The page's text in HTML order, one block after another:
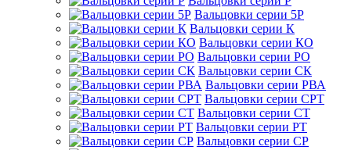
Вальцовки серии 5Р
Вальцовки серии К
Вальцовки серии КО
Вальцовки серии РО
Вальцовки серии СК
Вальцовки серии РВА
Вальцовки серии СРТ
Вальцовки серии СТ
Вальцовки серии РТ
Вальцовки серии СР